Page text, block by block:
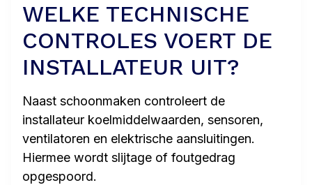
WELKE TECHNISCHE
CONTROLES VOERT DE
INSTALLATEUR UIT?
Naast schoonmaken controleert de
installateur koelmiddelwaarden, sensoren,
ventilatoren en elektrische aansluitingen.
Hiermee wordt slijtage of foutgedrag
opgespoord.